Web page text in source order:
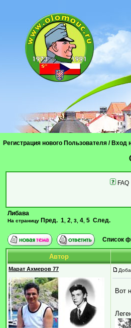
Регистрация нового Пользователя / Вход
FAQ
Либава
На страницу Пред. 1 2 3 4 5 След.
Список
Автор
Марат Ахмеров 77
Вот